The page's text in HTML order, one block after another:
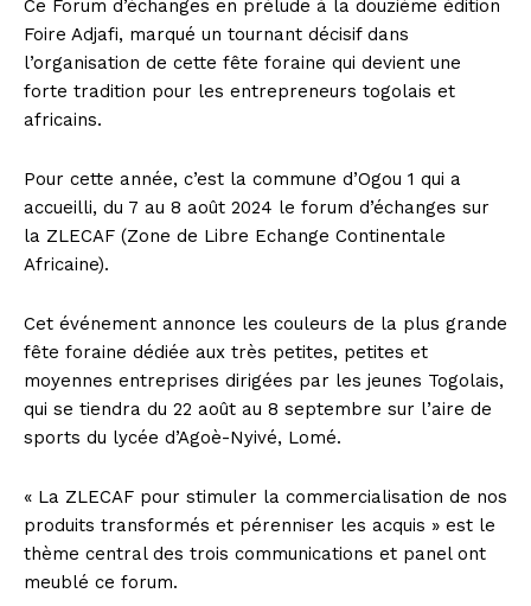
Ce Forum d’échanges en prélude à la douzième édition
Foire Adjafi, marqué un tournant décisif dans
l’organisation de cette fête foraine qui devient une
forte tradition pour les entrepreneurs togolais et
africains.
Pour cette année, c’est la commune d’Ogou 1 qui a
accueilli, du 7 au 8 août 2024 le forum d’échanges sur
la ZLECAF (Zone de Libre Echange Continentale
Africaine).
Cet événement annonce les couleurs de la plus grande
fête foraine dédiée aux très petites, petites et
moyennes entreprises dirigées par les jeunes Togolais,
qui se tiendra du 22 août au 8 septembre sur l’aire de
sports du lycée d’Agoè-Nyivé, Lomé.
« La ZLECAF pour stimuler la commercialisation de nos
produits transformés et pérenniser les acquis » est le
thème central des trois communications et panel ont
meublé ce forum.